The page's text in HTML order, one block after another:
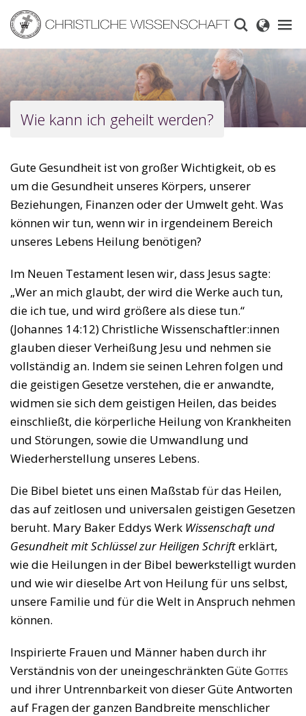
main
content
Wie kann ich geheilt werden?
Gute Gesundheit ist von großer Wichtigkeit, ob es
um die Gesundheit unseres Körpers, unserer
Beziehungen, Finanzen oder der Umwelt geht. Was
können wir tun, wenn wir in irgendeinem Bereich
unseres Lebens Heilung benötigen?
Im Neuen Testament lesen wir, dass Jesus sagte:
„Wer an mich glaubt, der wird die Werke auch tun,
die ich tue, und wird größere als diese tun.“
(Johannes 14:12) Christliche Wissenschaftler:innen
glauben dieser Verheißung Jesu und nehmen sie
vollständig an. Indem sie seinen Lehren folgen und
die geistigen Gesetze verstehen, die er anwandte,
widmen sie sich dem geistigen Heilen, das beides
einschließt, die körperliche Heilung von Krankheiten
und Störungen, sowie die Umwandlung und
Wiederherstellung unseres Lebens.
Die Bibel bietet uns einen Maßstab für das Heilen,
das auf zeitlosen und universalen geistigen Gesetzen
beruht. Mary Baker Eddys Werk Wissenschaft und
Gesundheit mit Schlüssel zur Heiligen Schrifterklärt,
wie die Heilungen in der Bibel bewerkstelligt wurden
und wie wir dieselbe Art von Heilung für uns selbst,
unsere Familie und für die Welt in Anspruch nehmen
können.
Inspirierte Frauen und Männer haben durch ihr
Verständnis von der uneingeschränkten GüteGottes
und ihrer Untrennbarkeit von dieser Güte Antworten
auf Fragen der ganzen Bandbreite menschlicher